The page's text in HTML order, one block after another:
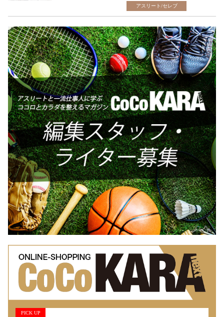
アスリート/セレブ
PICK UP